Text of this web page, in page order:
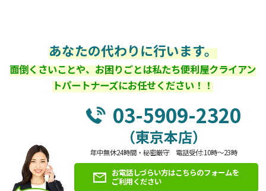
あなたの代わりに行います。
面倒くさいことや、お困りごとは私たち便利屋クライアン
トパートナーズにお任せください！！
03-5909-2320
（東京本店）
年中無休24時間・秘密厳守 電話受付:10時～23時
お電話しづらい方はこちらのフォームを
ご利用ください